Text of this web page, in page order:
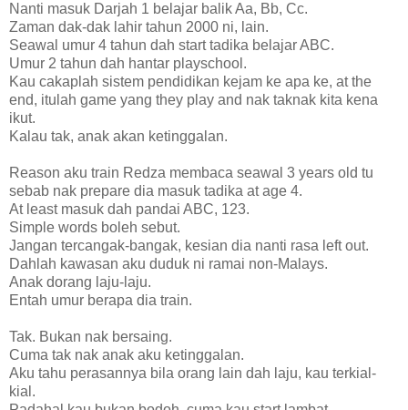
Nanti masuk Darjah 1 belajar balik Aa, Bb, Cc.
Zaman dak-dak lahir tahun 2000 ni, lain.
Seawal umur 4 tahun dah start tadika belajar ABC.
Umur 2 tahun dah hantar playschool.
Kau cakaplah sistem pendidikan kejam ke apa ke, at the
end, itulah game yang they play and nak taknak kita kena
ikut.
Kalau tak, anak akan ketinggalan.
Reason aku train Redza membaca seawal 3 years old tu
sebab nak prepare dia masuk tadika at age 4.
At least masuk dah pandai ABC, 123.
Simple words boleh sebut.
Jangan tercangak-bangak, kesian dia nanti rasa left out.
Dahlah kawasan aku duduk ni ramai non-Malays.
Anak dorang laju-laju.
Entah umur berapa dia train.
Tak. Bukan nak bersaing.
Cuma tak nak anak aku ketinggalan.
Aku tahu perasannya bila orang lain dah laju, kau terkial-
kial.